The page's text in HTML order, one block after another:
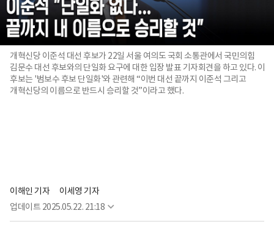
개혁신당 이준석 대선 후보가 22일 서울 여의도 국회 소통관에서 국민의힘
김문수 대선 후보와의 단일화 요구에 대한 입장 발표 기자회견을 하고 있다. 이
후보는 '범보수 후보 단일화'와 관련해 “이번 대선 끝까지 이준석 그리고
개혁신당의 이름으로 반드시 승리할 것”이라고 했다.
이해인 기자
이세영 기자
업데이트 2025.05.22. 21:18